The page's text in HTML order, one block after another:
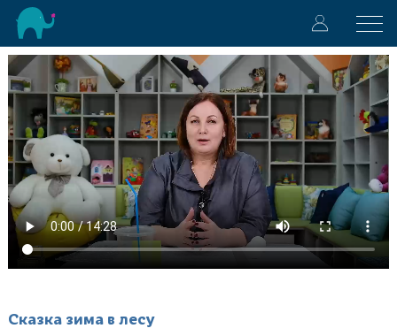
Сказка зима в лесу